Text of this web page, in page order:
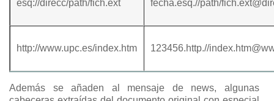
esq://direcc/path/fich.ext fecha.esq.//path/
http://www.upc.es/index.htm 123456.http.//
Además se añaden al mensaje de news, algunas